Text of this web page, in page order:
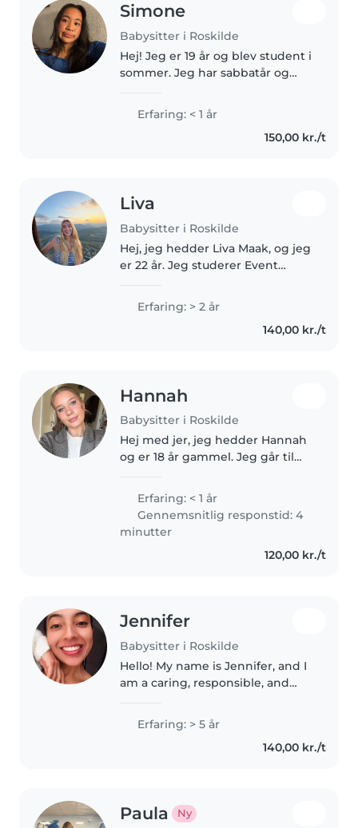
Simone
Babysitter i Roskilde
Hej! Jeg er 19 år og blev student i
sommer. Jeg har sabbatår og
ekstra ved at passe børn. Jeg er
rolig, ansvarsbevidst og
omsorgsfuld, og kommer..
Erfaring: < 1 år
150,00 kr./t
Liva
Babysitter i Roskilde
Hej, jeg hedder Liva Maak, og jeg
er 22 år. Jeg studerer Event
Zealand i Roskilde og bor
centralt i byen. Jeg har tidligere
passet to dejlige piger på 6 og..
Erfaring: > 2 år
140,00 kr./t
Hannah
Babysitter i Roskilde
Hej med jer, jeg hedder Hannah
og er 18 år gammel. Jeg går til
derudover har jeg hest og
sætter pris på en god løbetur.
Jeg har et solidt fagligt
Erfaring: < 1 år
Gennemsnitlig responstid: 4
minutter
120,00 kr./t
Jennifer
Babysitter i Roskilde
Hello! My name is Jennifer, and I
am a caring, responsible, and
Roskilde. I am originally from
Colombia and am pursuing a
Erfaring: > 5 år
140,00 kr./t
Paula Ny